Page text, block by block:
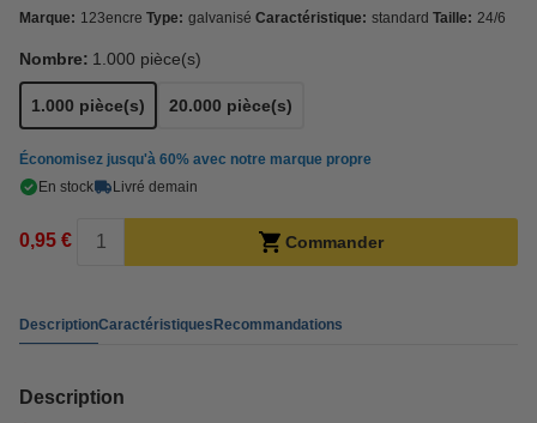
Marque: 123encre Type: galvanisé Caractéristique: standard Taille: 24/6
Nombre: 1.000 pièce(s)
1.000 pièce(s) 20.000 pièce(s)
Économisez jusqu'à 60% avec notre marque propre
En stock
Livré demain
0,95 € Commander
DescriptionCaractéristiquesRecommandations
Description